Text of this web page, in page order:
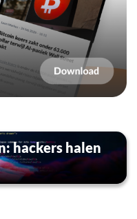
hackers halen